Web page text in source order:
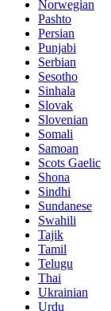
Norwegian
Pashto
Persian
Punjabi
Serbian
Sesotho
Sinhala
Slovak
Slovenian
Somali
Samoan
Scots Gaelic
Shona
Sindhi
Sundanese
Swahili
Tajik
Tamil
Telugu
Thai
Ukrainian
Urdu